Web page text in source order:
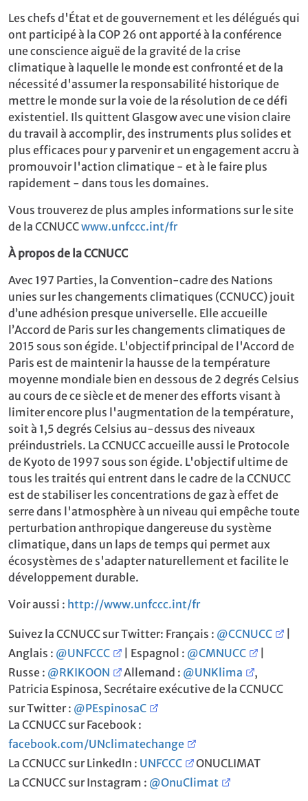
Les chefs d'État et de gouvernement et les délégués qui
ont participé à la COP 26 ont apporté à la conférence
une conscience aiguë de la gravité de la crise
climatique à laquelle le monde est confronté et de la
nécessité d'assumer la responsabilité historique de
mettre le monde sur la voie de la résolution de ce défi
existentiel. Ils quittent Glasgow avec une vision claire
du travail à accomplir, des instruments plus solides et
plus efficaces pour y parvenir et un engagement accru à
promouvoir l'action climatique - et à le faire plus
rapidement - dans tous les domaines.
Vous trouverez de plus amples informations sur le site
de la CCNUCCwww.unfccc.int/fr
À propos de la CCNUCC
Avec 197 Parties, la Convention-cadre des Nations
unies sur les changements climatiques (CCNUCC) jouit
d’une adhésion presque universelle. Elle accueille
l’Accord de Paris sur les changements climatiques de
2015 sous son égide. L'objectif principal de l'Accord de
Paris est de maintenir la hausse de la température
moyenne mondiale bien en dessous de 2 degrés Celsius
au cours de ce siècle et de mener des efforts visant à
limiter encore plus l'augmentation de la température,
soit à 1,5 degrés Celsius au-dessus des niveaux
préindustriels. La CCNUCC accueille aussi le Protocole
de Kyoto de 1997 sous son égide. L'objectif ultime de
tous les traités qui entrent dans le cadre de la CCNUCC
est de stabiliser les concentrations de gaz à effet de
serre dans l'atmosphère à un niveau qui empêche toute
perturbation anthropique dangereuse du système
climatique, dans un laps de temps qui permet aux
écosystèmes de s'adapter naturellement et facilite le
développement durable.
Voir aussi : http://www.unfccc.int/fr
Suivez la CCNUCC sur Twitter: Français : @CCNUCC
Anglais : @UNFCCC | Espagnol : @CMNUCC
Russe : @RKIKOON Allemand : @UNKlima
,
Patricia Espinosa, Secrétaire exécutive de la CCNUCC
sur Twitter : @PEspinosaC
La CCNUCC sur Facebook :
facebook.com/UNclimatechange
La CCNUCC sur LinkedIn : UNFCCC
ONUCLIMAT
La CCNUCC sur Instagram : @OnuClimat